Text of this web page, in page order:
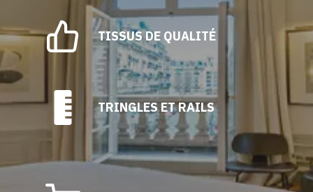
TISSUS DE QUALITÉ
TRINGLES ET RAILS